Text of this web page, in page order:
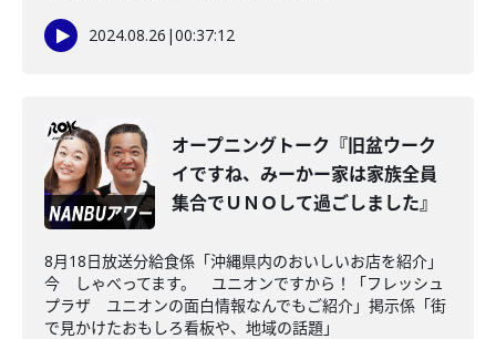
2024.08.26 |00:37:12
オープニングトーク『旧盆ウーク
イですね、みーかー家は家族全員
集合でＵＮＯして過ごしました』
8月18日放送分給食係「沖縄県内のおいしいお店を紹介」
今 しゃべってます。 ユニオンですから！「フレッシュ
プラザ ユニオンの面白情報なんでもご紹介」掲示係「街
で見かけたおもしろ看板や、地域の話題」